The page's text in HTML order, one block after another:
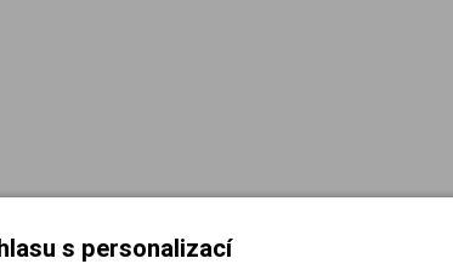
ohlášení PČR)
s personalizací